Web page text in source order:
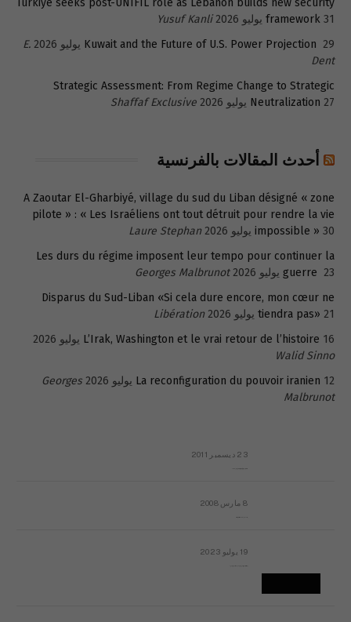
framework 31 يوليو 2026
Yusuf Kanli
Kuwait and the Future of U.S. Power Projection 29 يوليو 2026
E.
Dent
Strategic Assessment: From Regime Change to Strategic
Neutralization 27 يوليو 2026 Shaffaf Exclusive
أحدث المقالات بالفرنسية
A Zaoutar El-Gharbiyé, village du sud du Liban désigné « zone
pilote » : « Les Israéliens ont tout détruit pour rendre la vie
impossible » 30 يوليو 2026
Laure Stephan
Les durs du régime imposent leur tempo pour continuer la
guerre 23 يوليو 2026
Georges Malbrunot
Disparus du Sud-Liban «Si cela dure encore, mon cœur ne
tiendra pas» 21 يوليو 2026
Libération
L’Irak, Washington et le vrai retour de l’histoire 16 يوليو 2026
Walid Sinno
La reconfiguration du pouvoir iranien 12 يوليو 2026
Georges
Malbrunot
23 ديسمبر 2011
8 مارس 2008
19 يوليو 2023